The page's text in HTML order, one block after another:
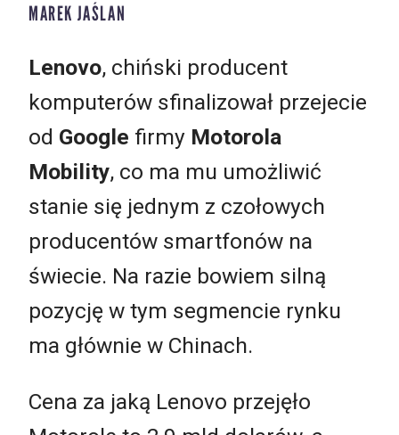
MAREK JAŚLAN
Lenovo, chiński producent
komputerów sfinalizował przejecie
od Google firmy Motorola
Mobility, co ma mu umożliwić
stanie się jednym z czołowych
producentów smartfonów na
świecie. Na razie bowiem silną
pozycję w tym segmencie rynku
ma głównie w Chinach.
Cena za jaką Lenovo przejęło